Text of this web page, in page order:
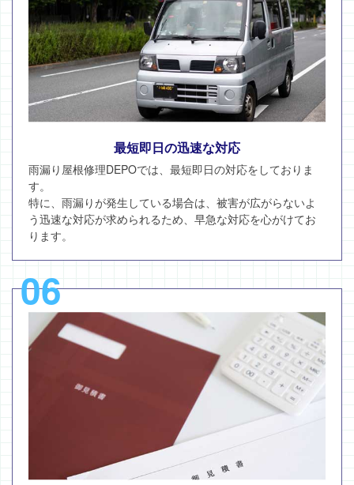
最短即日の迅速な対応
雨漏り屋根修理DEPOでは、最短即日の対応をしておりま
す。
特に、雨漏りが発生している場合は、被害が広がらないよ
う迅速な対応が求められるため、早急な対応を心がけてお
ります。
06